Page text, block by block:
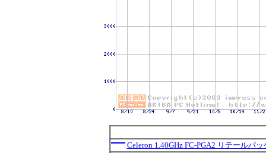
Celeron 1.40GHz FC-PGA2 リテールパ